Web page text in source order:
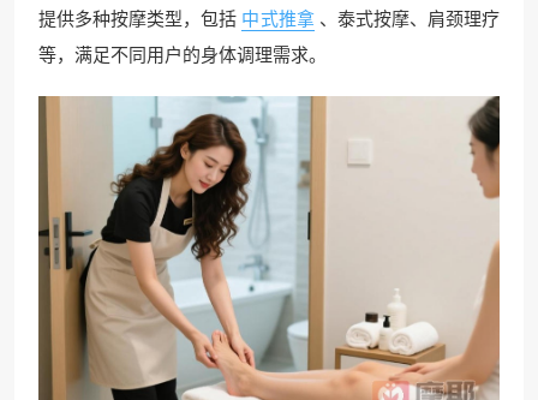
提供多种按摩类型，包括 中式推拿 、泰式按摩、肩颈理疗
等，满足不同用户的身体调理需求。